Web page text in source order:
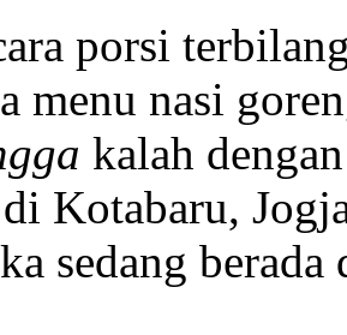
porsi
menu nasi
kalah
Kotabaru,
sedang berada